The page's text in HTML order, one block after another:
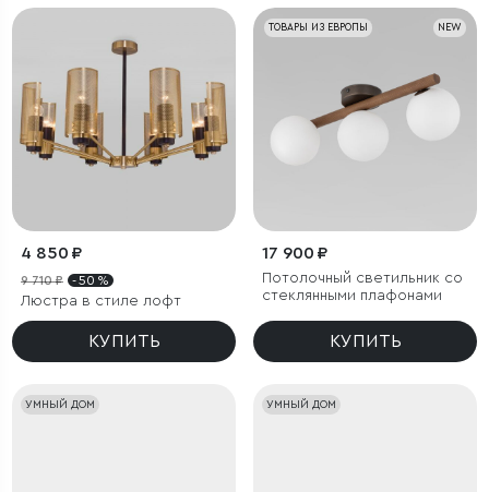
4 850 ₽
9 710 ₽ - 50 %
Люстра в стиле лофт
КУПИТЬ
NEW
ТОВАРЫ ИЗ ЕВРОПЫ
17 900 ₽
Потолочный светильник со
стеклянными плафонами
КУПИТЬ
УМНЫЙ ДОМ УМНЫЙ ДОМ